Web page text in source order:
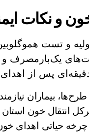
و نکات
و تست
یک‌بارمصرف و
پس از
طرح‌ها، بیماران
انتقال خون استان
حیاتی اهدای خون